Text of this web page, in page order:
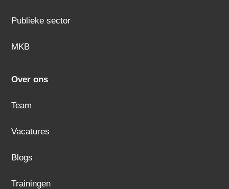
Publieke sector
MKB
Over ons
Team
Vacatures
Blogs
Trainingen